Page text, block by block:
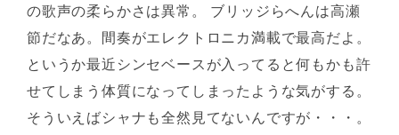
の歌声の柔らかさは異常。 ブリッジらへんは高瀬
節だなあ。間奏がエレクトロニカ満載で最高だよ。
というか最近シンセベースが入ってると何もかも許
せてしまう体質になってしまったような気がする。
そういえばシャナも全然見てないんですが・・・。